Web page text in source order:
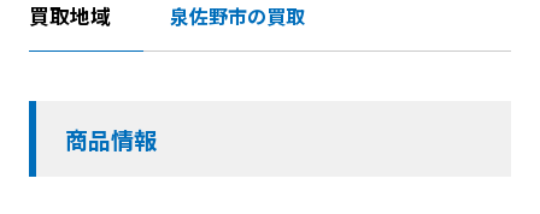
買取地域 泉佐野市の買取
商品情報